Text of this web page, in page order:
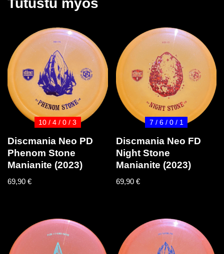
Tutustu myös
10 / 4 / 0 / 3
Discmania Neo PD
Phenom Stone
Manianite (2023)
69,90 €
7 / 6 / 0 / 1
Discmania Neo FD
Night Stone
Manianite (2023)
69,90€